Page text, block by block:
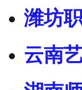
潍坊
云南